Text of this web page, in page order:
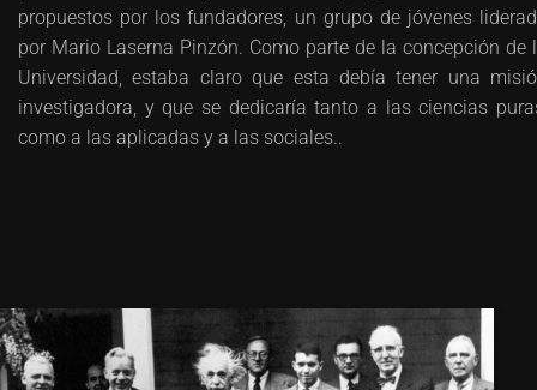
propuestos por los fundadores, un grupo de jóvenes
por Mario Laserna Pinzón. Como parte de la concepción de
Universidad, estaba claro que esta debía tener una
investigadora, y que se dedicaría tanto a las ciencias
como a las aplicadas y a las sociales..